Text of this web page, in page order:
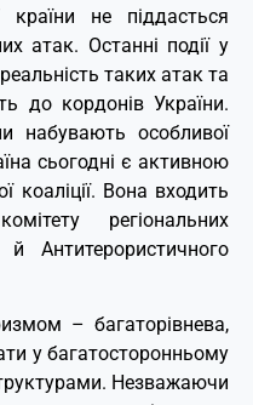
країни не піддасться
атак. Останні події у
таких атак та
до кордонів України.
набувають особливої
сьогодні є активною
коаліції. Вона входить
регіональних
Антитерористичного
– багаторівнева,
у багатосторонньому
Незважаючи